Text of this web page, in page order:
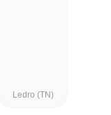
Ledro (TN)